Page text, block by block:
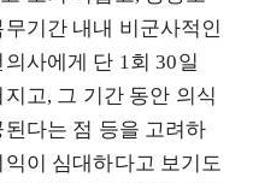
기간 내내 비군사적인
사에게 단 1회 30일
고, 그 기간 동안 의식
다는 점 등을 고려하
이 심대하다고 보기도